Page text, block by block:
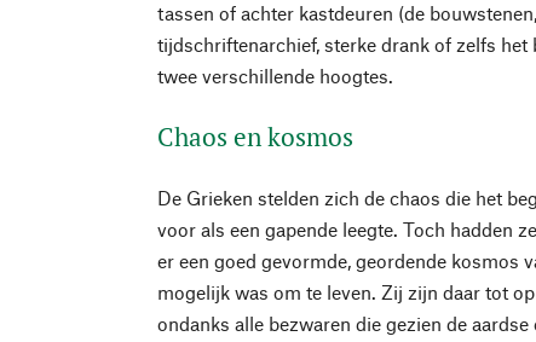
tassen of achter kastdeuren (de
tijdschriftenarchief, sterke drank of zelfs
twee verschillende hoogtes.
Chaos en kosmos
De Grieken stelden zich de chaos die het
voor als een gapende leegte. Toch hadden
er een goed gevormde, geordende kosmos
mogelijk was om te leven. Zij zijn daar tot
ondanks alle bezwaren die gezien de